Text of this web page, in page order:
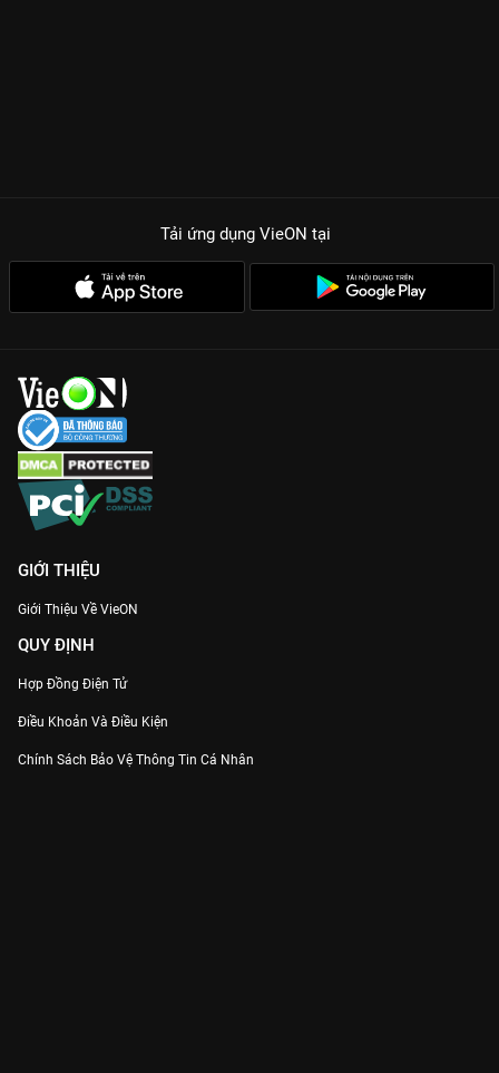
Tải ứng dụng VieON tại
GIỚI THIỆU
Giới Thiệu Về VieON
QUY ĐỊNH
Hợp Đồng Điện Tử
Điều Khoản Và Điều Kiện
Chính Sách Bảo Vệ Thông Tin Cá Nhân